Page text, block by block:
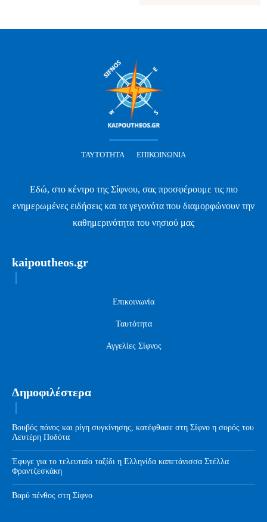
ΤΑΥΤΌΤΗΤΑ ΕΠΙΚΟΙΝΩΝΊΑ
Εδώ, στο κέντρο της Σίφνου, σας προσφέρουμε τις πιο
ενημερωμένες ειδήσεις και τα γεγονότα που διαμορφώνουν την
καθημερινότητα του νησιού μας
kaipoutheos.gr
Επικοινωνία
Ταυτότητα
Αγγελίες Σίφνος
Δημοφιλέστερα
Βουβός πόνος και ρίγη συγκίνησης, κατέφθασε στη Σίφνο η σορός του
Λευτέρη Ποδότα
Έφυγε για το τελευταίο ταξίδι η Ελληνίδα καπετάνισσα Στέλλα
Φραντζεσκάκη
Βαρύ πένθος στη Σίφνο